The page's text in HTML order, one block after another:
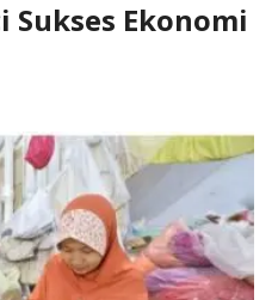
Sukses Ekonomi